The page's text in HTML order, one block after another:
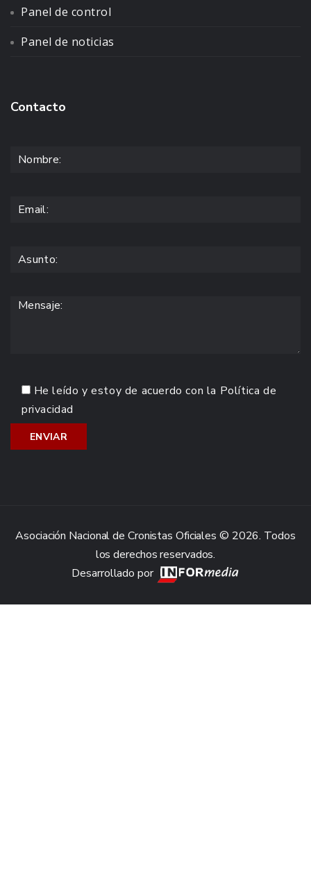
Panel de control
Panel de noticias
Contacto
He leído y estoy de acuerdo con la Política de
privacidad
Asociación Nacional de Cronistas Oficiales © 2026. Todos
los derechos reservados.
Desarrollado por